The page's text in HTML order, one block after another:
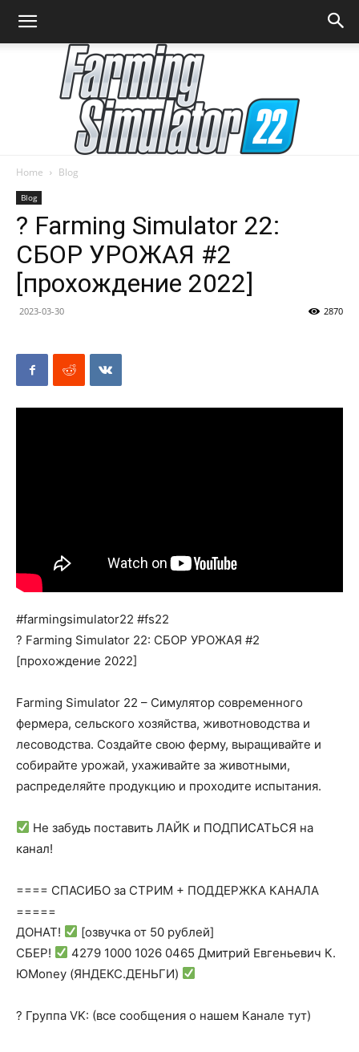
Simulator
Mods
Home Blog
Blog
? Farming Simulator 22:
СБОР УРОЖАЯ #2
[прохождение 2022]
2023-03-30 2870
#farmingsimulator22 #fs22
? Farming Simulator 22: СБОР УРОЖАЯ #2
[прохождение 2022]
Farming Simulator 22 – Симулятор современного
фермера, сельского хозяйства, животноводства и
лесоводства. Создайте свою ферму, выращивайте и
собирайте урожай, ухаживайте за животными,
распределяйте продукцию и проходите испытания.
Не забудь поставить ЛАЙК и ПОДПИСАТЬСЯ на
канал!
==== СПАСИБО за СТРИМ + ПОДДЕРЖКА КАНАЛА
=====
ДОНАТ!
[озвучка от 50 рублей]
СБЕР!
4279 1000 1026 0465 Дмитрий Евгеньевич К.
ЮMoney (ЯНДЕКС.ДЕНЬГИ)
? Группа VK: (все сообщения о нашем Канале тут)